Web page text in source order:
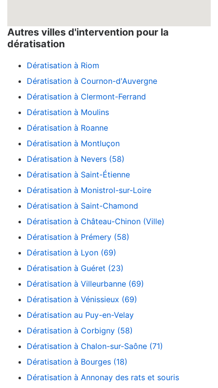
Autres villes d'intervention pour la
dératisation
Dératisation à Riom
Dératisation à Cournon-d'Auvergne
Dératisation à Clermont-Ferrand
Dératisation à Moulins
Dératisation à Roanne
Dératisation à Montluçon
Dératisation à Nevers (58)
Dératisation à Saint-Étienne
Dératisation à Monistrol-sur-Loire
Dératisation à Saint-Chamond
Dératisation à Château-Chinon (Ville)
Dératisation à Prémery (58)
Dératisation à Lyon (69)
Dératisation à Guéret (23)
Dératisation à Villeurbanne (69)
Dératisation à Vénissieux (69)
Dératisation au Puy-en-Velay
Dératisation à Corbigny (58)
Dératisation à Chalon-sur-Saône (71)
Dératisation à Bourges (18)
Dératisation à Annonay des rats et souris